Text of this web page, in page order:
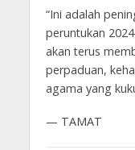
“Ini adalah
peruntukan
akan terus
perpaduan,
agama yang
— TAMAT